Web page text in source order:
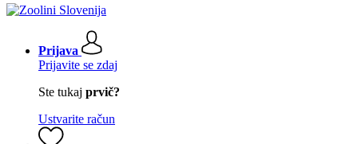
Prijava
Prijavite se zdaj
Ste tukaj prvič?
Ustvarite račun